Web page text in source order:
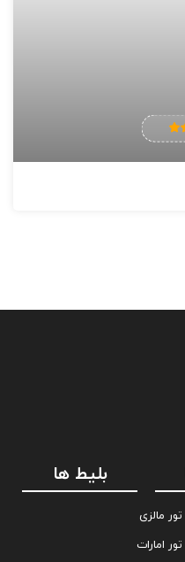
بلیط ها
تور مالزی
تور امارات